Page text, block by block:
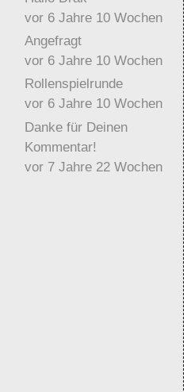
vor 6 Jahre 10 Wochen
Angefragt
vor 6 Jahre 10 Wochen
Rollenspielrunde
vor 6 Jahre 10 Wochen
Danke für Deinen
Kommentar!
vor 7 Jahre 22 Wochen